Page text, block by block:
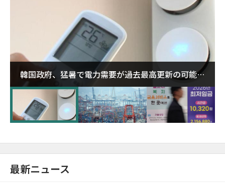
韓国政府、猛暑で電力需要が過去最高更新の可能性
に需給対応体制を点検
最新ニュース